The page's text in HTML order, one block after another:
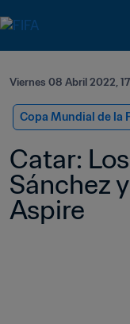
Viernes 08 Abril 2022,
Copa Mundial de la
Catar:
Sánchez
Aspire